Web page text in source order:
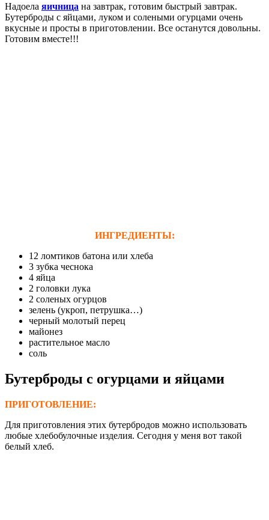
Надоела яичница на завтрак, готовим быстрый завтрак.
Бутерброды с яйцами, луком и солеными огурцами очень
вкусные и просты в приготовлении. Все останутся довольны.
Готовим вместе!!!
ИНГРЕДИЕНТЫ:
12 ломтиков батона или хлеба
3 зубка чеснока
4 яйца
2 головки лука
2 соленых огурцов
зелень (укроп, петрушка…)
черный молотый перец
майонез
растительное масло
соль
Бутерброды с огурцами и яйцами
ПРИГОТОВЛЕНИЕ:
Для приготовления этих бутербродов можно использовать
любые хлебобулочные изделия. Сегодня у меня вот такой
белый хлеб.